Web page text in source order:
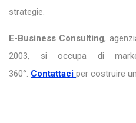
strategie.
E-Business Consulting,
2003, si occupa di
360°. Contattaci per costruire